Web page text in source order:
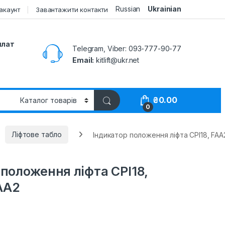
Завантажити контакти Russian Ukrainian
Telegram, Viber: 093-777-90-77
Email: kitlift@ukr.net
0
₴0.00
Ліфтове табло Індикатор положення ліфта CPI18,
ліфта CPI18,